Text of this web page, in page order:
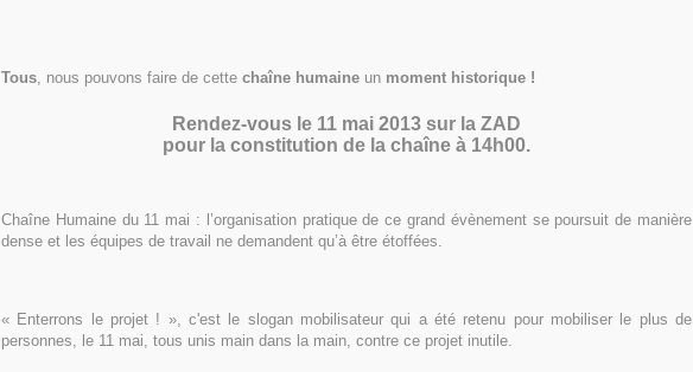
Tous , nous pouvons faire de cette chaîne humaine un moment historique !
Rendez-vous le 11 mai 2013 sur la ZAD
pour la constitution de la chaîne à 14h00.
Chaîne Humaine du 11 mai : l’organisation pratique de ce grand évènement se poursuit de manière
dense et les équipes de travail ne demandent qu’à être étoffées.
« Enterrons le projet ! », c'est le slogan mobilisateur qui a été retenu pour mobiliser le plus de
personnes, le 11 mai, tous unis main dans la main, contre ce projet inutile.